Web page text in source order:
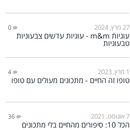
27 מרץ, 2024 0
עוגיות m&m - עוגיות עדשים צבעוניות
טבעוניות
1 מרץ, 2023 4
טופו זה החיים - מתכונים מעולים עם טופו
7 אוגוסט, 2021 36
הכל 10: סיפורים מהחיים בלי מתכונים